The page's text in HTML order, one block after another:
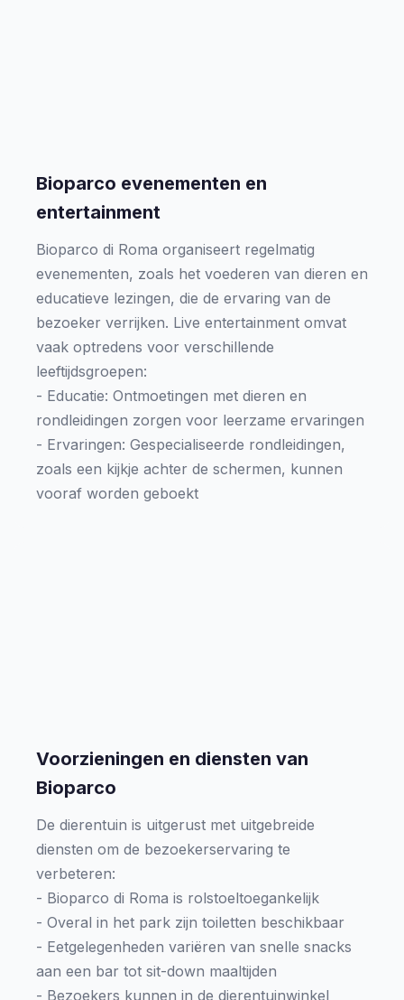
Bioparco evenementen en
entertainment
Bioparco di Roma organiseert regelmatig
evenementen, zoals het voederen van dieren en
educatieve lezingen, die de ervaring van de
bezoeker verrijken. Live entertainment omvat
vaak optredens voor verschillende
leeftijdsgroepen:
- Educatie: Ontmoetingen met dieren en
rondleidingen zorgen voor leerzame ervaringen
- Ervaringen: Gespecialiseerde rondleidingen,
zoals een kijkje achter de schermen, kunnen
vooraf worden geboekt
Voorzieningen en diensten van
Bioparco
De dierentuin is uitgerust met uitgebreide
diensten om de bezoekerservaring te
verbeteren:
- Bioparco di Roma is rolstoeltoegankelijk
- Overal in het park zijn toiletten beschikbaar
- Eetgelegenheden variëren van snelle snacks
aan een bar tot sit-down maaltijden
- Bezoekers kunnen in de dierentuinwinkel